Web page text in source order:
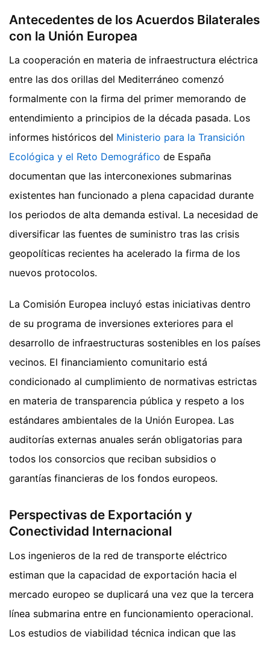
Antecedentes de los Acuerdos Bilaterales
con la Unión Europea
La cooperación en materia de infraestructura eléctrica
entre las dos orillas del Mediterráneo comenzó
formalmente con la firma del primer memorando de
entendimiento a principios de la década pasada. Los
informes históricos del Ministerio para la Transición
Ecológica y el Reto Demográfico de España
documentan que las interconexiones submarinas
existentes han funcionado a plena capacidad durante
los periodos de alta demanda estival. La necesidad de
diversificar las fuentes de suministro tras las crisis
geopolíticas recientes ha acelerado la firma de los
nuevos protocolos.
La Comisión Europea incluyó estas iniciativas dentro
de su programa de inversiones exteriores para el
desarrollo de infraestructuras sostenibles en los países
vecinos. El financiamiento comunitario está
condicionado al cumplimiento de normativas estrictas
en materia de transparencia pública y respeto a los
estándares ambientales de la Unión Europea. Las
auditorías externas anuales serán obligatorias para
todos los consorcios que reciban subsidios o
garantías financieras de los fondos europeos.
Perspectivas de Exportación y
Conectividad Internacional
Los ingenieros de la red de transporte eléctrico
estiman que la capacidad de exportación hacia el
mercado europeo se duplicará una vez que la tercera
línea submarina entre en funcionamiento operacional.
Los estudios de viabilidad técnica indican que las